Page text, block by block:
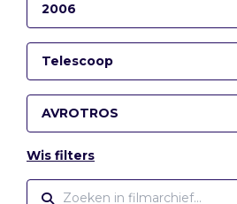
2006
Telescoop
AVROTROS
Wis filters